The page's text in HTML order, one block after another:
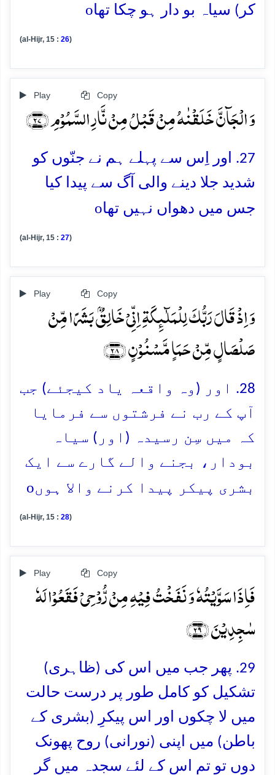
کر) سیاہ بو دار ہو چکا تھاo
(al-Hijr, 15 : 26)
Play Copy
وَ الۡجَآنَّ خَلَقۡنٰہُ مِنۡ قَبۡلُ مِنۡ نَّارِ السَّمُوۡمِ ﴿۲۷﴾
27. اور اِس سے پہلے ہم نے جنّوں کو
شدید جلا دینے والی آگ سے پیدا کیا
جس میں دھواں نہیں تھاo
(al-Hijr, 15 : 27)
Play Copy
وَ اِذۡ قَالَ رَبُّکَ لِلۡمَلٰٓئِکَۃِ اِنِّیۡ خَالِقٌۢ بَشَرًا مِّنۡ
صَلۡصَالٍ مِّنۡ حَمَاٍ مَّسۡنُوۡنٍ ﴿۲۸﴾
28. اور (وہ واقعہ یاد کیجئے) جب
آپ کے رب نے فرشتوں سے فرمایا
کہ میں سِن رسیدہ (اور) سیاہ
بودار، بجنے والے گارے سے ایک
بشری پیکر پیدا کرنے والا ہوںo
(al-Hijr, 15 : 28)
Play Copy
فَاِذَا سَوَّیۡتُہٗ وَ نَفَخۡتُ فِیۡہِ مِنۡ رُّوۡحِیۡ فَقَعُوۡا لَہٗ
سٰجِدِیۡنَ ﴿۲۹﴾
29. پھر جب میں اس کی (ظاہری)
تشکیل کو کامل طور پر درست حالت
میں لا چکوں اور اس پیکرِ (بشری کے
باطن) میں اپنی (نورانی) روح پھونک
دوں تو تم اس کے لئے سجدہ میں گر